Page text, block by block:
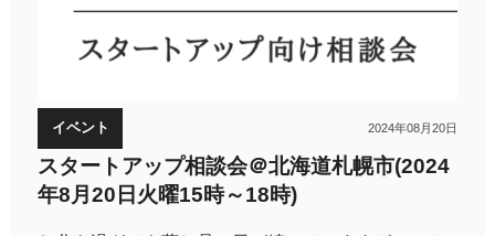
イベント 2024年08月20日
スタートアップ相談会＠北海道札幌市(2024
年8月20日火曜15時～18時)